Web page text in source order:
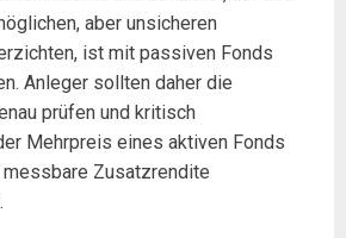
aber unsicheren
ist mit passiven Fonds
Anleger sollten daher die
prüfen und kritisch
Mehrpreis eines aktiven Fonds
Zusatzrendite